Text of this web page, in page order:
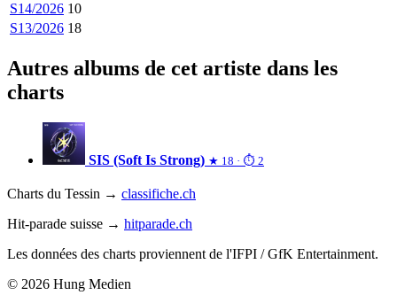
S14/2026 10
S13/2026 18
Autres albums de cet artiste dans les
charts
SIS (Soft Is Strong) ★ 18 · ⏱ 2
Charts du Tessin → classifiche.ch
Hit-parade suisse → hitparade.ch
Les données des charts proviennent de l'IFPI / GfK Entertainment.
© 2026 Hung Medien